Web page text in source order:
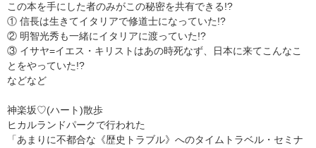
この本を手にした者のみがこの秘密を共有できる!?
① 信長は生きてイタリアで修道士になっていた!?
② 明智光秀も一緒にイタリアに渡っていた!?
③ イサヤ=イエス・キリストはあの時死なず、日本に来てこんなこ
とをやっていた!?
などなど
神楽坂♡(ハート)散歩
ヒカルランドパークで行われた
「あまりに不都合な《歴史トラブル》へのタイムトラベル・セミナ